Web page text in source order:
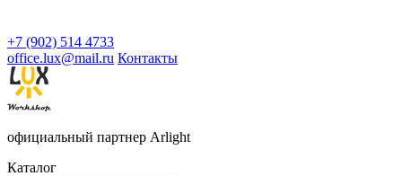
+7 (902) 514 4733
office.lux@mail.ru Контакты
официальный партнер Arlight
Каталог